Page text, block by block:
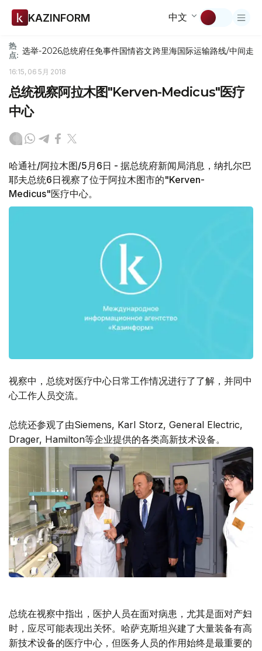
KAZINFORM 中文
热
点: 选举-2026总统府任免事件国情咨文跨里海国际运输路线/中间走廊
16:15, 06 5月 2018
总统视察阿拉木图"Kerven-Medicus"医疗
中心
哈通社/阿拉木图/5月6日 - 据总统府新闻局消息，纳扎尔巴
耶夫总统6日视察了位于阿拉木图市的"Kerven-
Medicus"医疗中心。
视察中，总统对医疗中心日常工作情况进行了了解，并同中
心工作人员交流。
总统还参观了由Siemens, Karl Storz, General Electric,
Drager, Hamilton等企业提供的各类高新技术设备。
总统在视察中指出，医护人员在面对病患，尤其是面对产妇
时，应尽可能表现出关怀。哈萨克斯坦兴建了大量装备有高
新技术设备的医疗中心，但医务人员的作用始终是最重要的